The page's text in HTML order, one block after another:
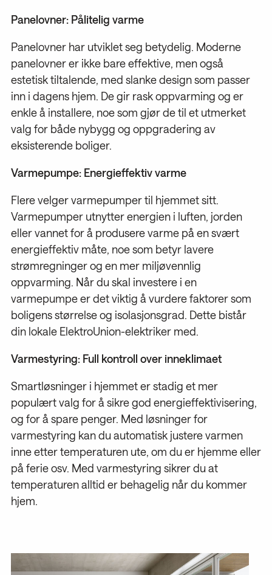
Panelovner: Pålitelig varme
Panelovner har utviklet seg betydelig. Moderne
panelovner er ikke bare effektive, men også
estetisk tiltalende, med slanke design som passer
inn i dagens hjem. De gir rask oppvarming og er
enkle å installere, noe som gjør de til et utmerket
valg for både nybygg og oppgradering av
eksisterende boliger.
Varmepumpe: Energieffektiv varme
Flere velger varmepumper til hjemmet sitt.
Varmepumper utnytter energien i luften, jorden
eller vannet for å produsere varme på en svært
energieffektiv måte, noe som betyr lavere
strømregninger og en mer miljøvennlig
oppvarming. Når du skal investere i en
varmepumpe er det viktig å vurdere faktorer som
boligens størrelse og isolasjonsgrad. Dette bistår
din lokale ElektroUnion-elektriker med.
Varmestyring: Full kontroll over inneklimaet
Smartløsninger i hjemmet er stadig et mer
populært valg for å sikre god energieffektivisering,
og for å spare penger. Med løsninger for
varmestyring kan du automatisk justere varmen
inne etter temperaturen ute, om du er hjemme eller
på ferie osv. Med varmestyring sikrer du at
temperaturen alltid er behagelig når du kommer
hjem.